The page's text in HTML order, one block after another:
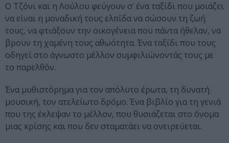
Ο Τζόνι και η Λούλου φεύγουν σ’ ένα ταξίδι που μοιάζει
να είναι η μοναδική τους ελπίδα να σώσουν τη ζωή
τους, να φτιάξουν την οικογένεια που πάντα ήθελαν, να
βρουν τη χαμένη τους αθωότητα. Ένα ταξίδι που τους
οδηγεί στο άγνωστο μέλλον συμφιλιώνοντάς τους με
το παρελθόν.
Ένα μυθιστόρημα για τον απόλυτο έρωτα, τη δυνατή
μουσική, τον ατελείωτο δρόμο. Ένα βιβλίο για τη γενιά
που της έκλεψαν το μέλλον, που θυσιάζεται στο όνομα
μιας κρίσης και που δεν σταματάει να ονειρεύεται.